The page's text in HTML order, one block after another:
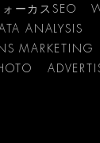
ォーカスSEO
ANALYSIS
MARKETING